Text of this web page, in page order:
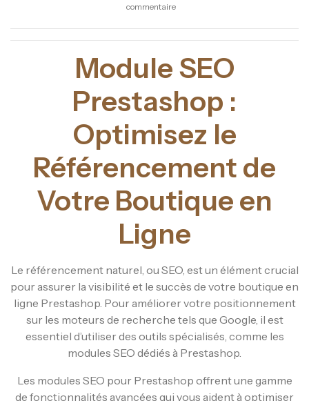
commentaire
Module SEO
Prestashop :
Optimisez le
Référencement de
Votre Boutique en
Ligne
Le référencement naturel, ou SEO, est un élément crucial
pour assurer la visibilité et le succès de votre boutique en
ligne Prestashop. Pour améliorer votre positionnement
sur les moteurs de recherche tels que Google, il est
essentiel d’utiliser des outils spécialisés, comme les
modules SEO dédiés à Prestashop.
Les modules SEO pour Prestashop offrent une gamme
de fonctionnalités avancées qui vous aident à optimiser